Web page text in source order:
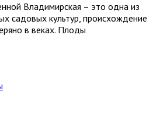
Владимирская – это одна из
садовых культур, происхождение
в веках. Плоды